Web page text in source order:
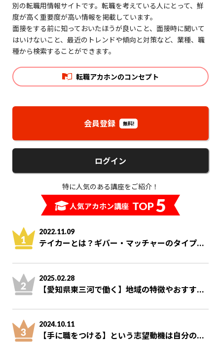
別の転職用情報サイトです。転職を考えている人にとって、鮮
度が高く重要度が高い情報を掲載しています。
面接をする前に知っておいたほうが良いこと、面接時に聞いて
はいけないこと、最近のトレンドや傾向と対策など、業種、職
種から検索することができます。
転職アカホンのコンセプト
会員登録 無料!
ログイン
特に人気のある講座をご紹介！
人気アカホン講座 TOP5
2022.11.09
テイカーとは？ギバー・マッチャーのタイプ...
2025.02.28
【愛知県東三河で働く】地域の特徴やおすす...
2024.10.11
【手に職をつける】という志望動機は自分の...